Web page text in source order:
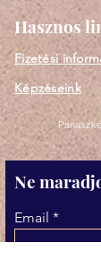
Hasznos
Fizetési
Képzéseink
Ne
Email